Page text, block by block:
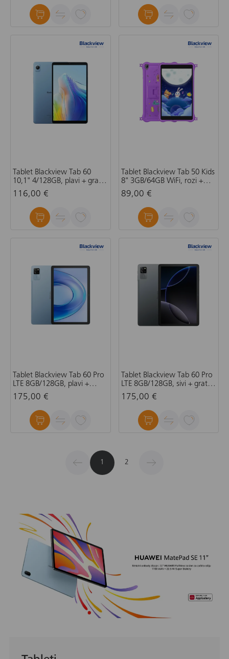
Tablet Blackview Tab 60
10,1" 4/128GB, plavi + gratis
zaštita za tablet, bez
adaptera
116,00 €
Tablet Blackview Tab 50 Kids
8" 3GB/64GB WiFi, rozi +
gratis zaštita za tablet, bez
adaptera
89,00 €
Tablet Blackview Tab 60 Pro
LTE 8GB/128GB, plavi +
gratis preklopna torbica,
olovka, tipkovnica, bežični
miš, punjač, slušalice
175,00 €
Tablet Blackview Tab 60 Pro
LTE 8GB/128GB, sivi + gratis
preklopna torbica, olovka,
tipkovnica, bežični miš,
punjač, slušalice
175,00 €
1 2